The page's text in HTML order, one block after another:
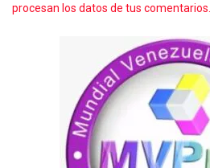
procesan los datos de tus comentarios.